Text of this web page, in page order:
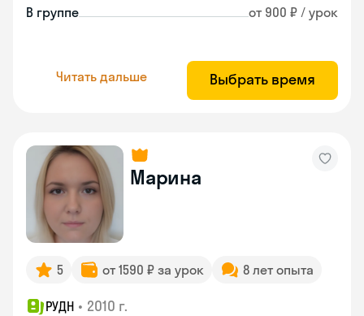
В группе от 900 ₽ / урок
Читать дальше Выбрать время
Марина
5 от 1590 ₽ за урок 8 лет опыта
РУДН • 2010 г.